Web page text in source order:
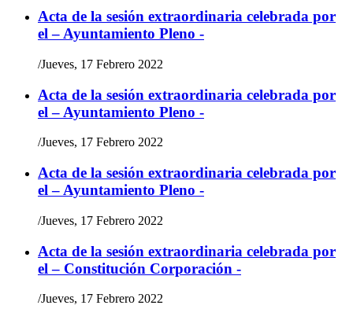
Acta de la sesión extraordinaria celebrada por
el – Ayuntamiento Pleno -
/Jueves, 17 Febrero 2022
Acta de la sesión extraordinaria celebrada por
el – Ayuntamiento Pleno -
/Jueves, 17 Febrero 2022
Acta de la sesión extraordinaria celebrada por
el – Ayuntamiento Pleno -
/Jueves, 17 Febrero 2022
Acta de la sesión extraordinaria celebrada por
el – Constitución Corporación -
/Jueves, 17 Febrero 2022